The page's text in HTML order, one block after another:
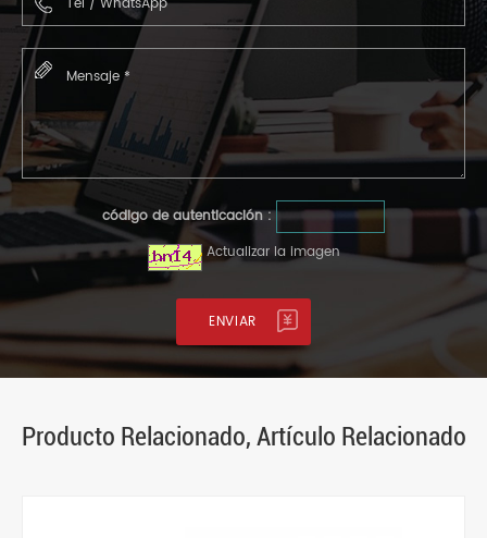
código de autenticación :
Actualizar la imagen
Producto Relacionado, Artículo Relacionado